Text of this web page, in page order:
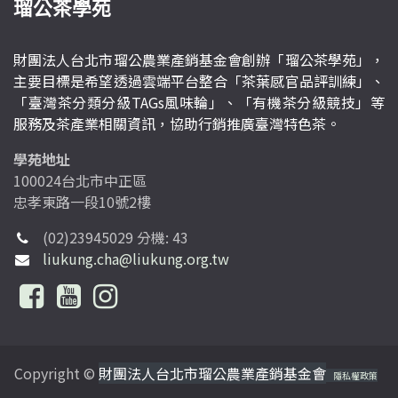
瑠公茶學苑
財團法人台北市瑠公農業產銷基金會創辦「瑠公茶學苑」，
主要目標是希望透過雲端平台整合「茶葉感官品評訓練」、
「臺灣茶分類分級TAGs風味輪」、「有機茶分級競技」等
服務及茶產業相關資訊，協助行銷推廣臺灣特色茶。
學苑地址
100024台北市中正區
忠孝東路一段10號2樓
(02)23945029 分機: 43
liukung.cha@liukung.org.tw
Copyright © 財團法人台北市瑠公農業產銷基金會 隱私權政策